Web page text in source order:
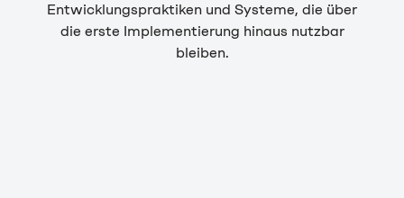
Entwicklungspraktiken und Systeme, die über
die erste Implementierung hinaus nutzbar
bleiben.